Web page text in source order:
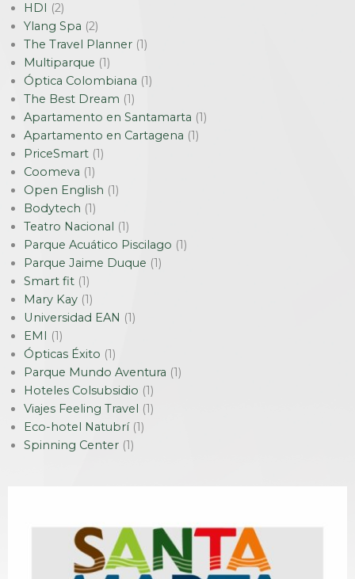
HDI (2)
Ylang Spa (2)
The Travel Planner (1)
Multiparque (1)
Óptica Colombiana (1)
The Best Dream (1)
Apartamento en Santamarta (1)
Apartamento en Cartagena (1)
PriceSmart (1)
Coomeva (1)
Open English (1)
Bodytech (1)
Teatro Nacional (1)
Parque Acuático Piscilago (1)
Parque Jaime Duque (1)
Smart fit (1)
Mary Kay (1)
Universidad EAN (1)
EMI (1)
Ópticas Éxito (1)
Parque Mundo Aventura (1)
Hoteles Colsubsidio (1)
Viajes Feeling Travel (1)
Eco-hotel Natubrí(1)
Spinning Center (1)